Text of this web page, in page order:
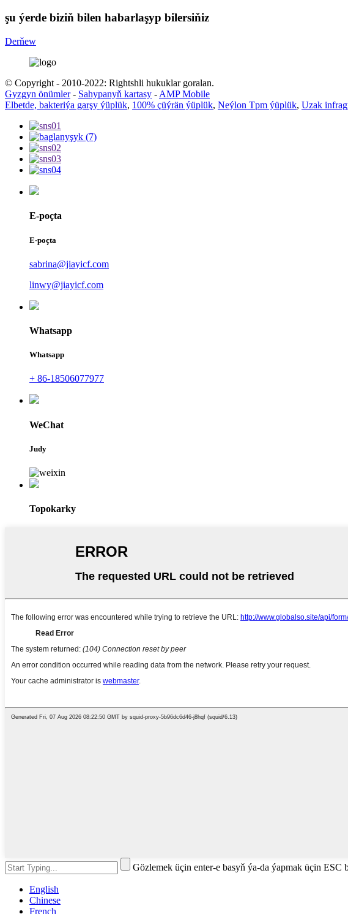
şu ýerde biziň bilen habarlaşyp bilersiňiz
Derňew
© Copyright - 2010-2022: Rightshli hukuklar goralan.
Gyzgyn önümler- Sahypanyň kartasy - AMP Mobile
Elbetde, bakteriýa garşy ýüplük, 100% çüýrän ýüplük, Neýlon Tpm ýüplük, Uzak
E-poçta
E-poçta
sabrina@jiayicf.com
linwy@jiayicf.com
Whatsapp
Whatsapp
+ 86-18506077977
WeChat
Judy
Topokarky
Gözlemek üçin enter-e basyň ýa-da ýapmak üçin ESC
English
Chinese
French